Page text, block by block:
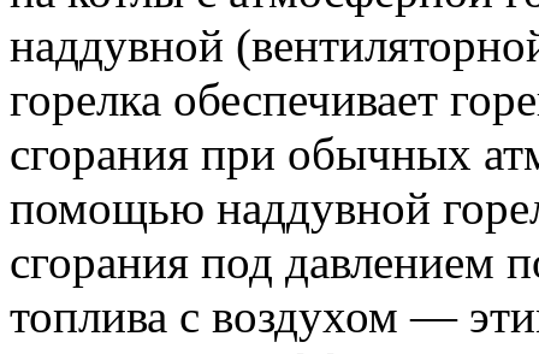
наддувной
горелка обеспечивает
сгорания при обычных
помощью наддувной
сгорания под давлением
топлива с воздухом —